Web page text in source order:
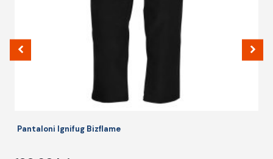
Pantaloni Ignifug Bizflame
produsului.